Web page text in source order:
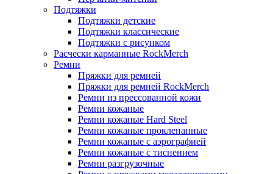
Подтяжки
Подтяжки детские
Подтяжки классические
Подтяжки с рисунком
Расчески карманные RockMerch
Ремни
Пряжки для ремней
Пряжки для ремней RockMerch
Ремни из прессованной кожи
Ремни кожаные
Ремни кожаные Hard Steel
Ремни кожаные проклепанные
Ремни кожаные с аэрографией
Ремни кожаные с тиснением
Ремни разгрузочные